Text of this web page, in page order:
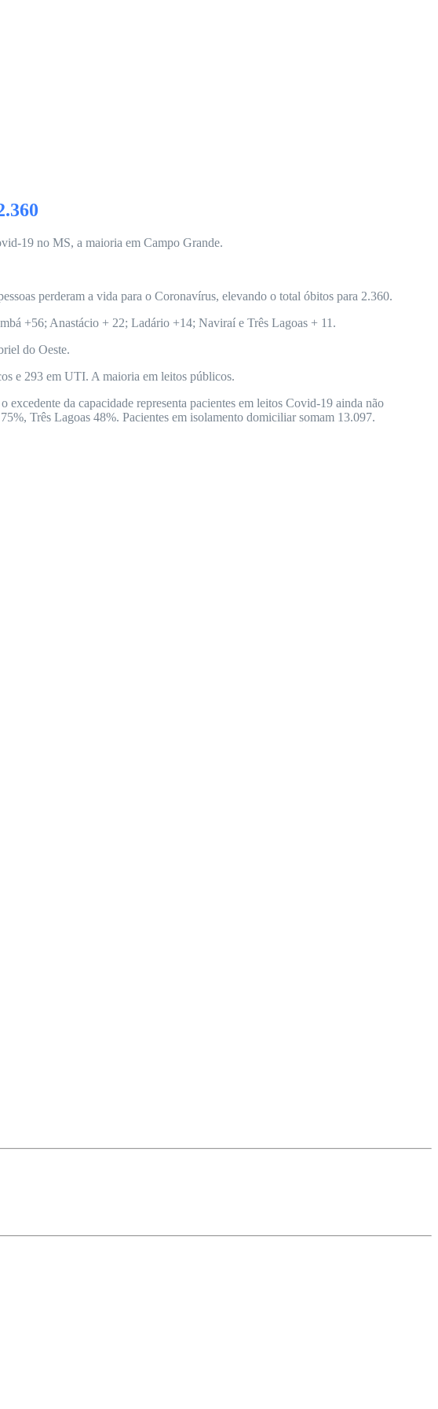
19 no MS, a maioria em Campo Grande.
perderam a vida para o Coronavírus, elevando o total óbitos para 2.360.
+56; Anastácio + 22; Ladário +14; Naviraí e Três Lagoas + 11.
do Oeste.
e 293 em UTI. A maioria em leitos públicos.
da capacidade representa pacientes em leitos Covid-19 ainda não
Três Lagoas 48%. Pacientes em isolamento domiciliar somam 13.097.